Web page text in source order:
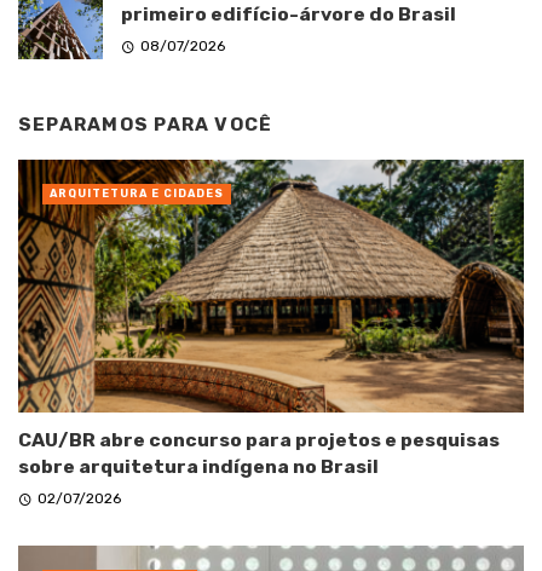
primeiro edifício-árvore do Brasil
08/07/2026
SEPARAMOS PARA VOCÊ
CAU/BR abre concurso para projetos e pesquisas
sobre arquitetura indígena no Brasil
02/07/2026
ARQUITETURA E CIDADES